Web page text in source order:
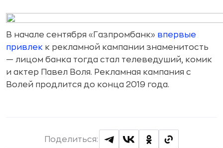
В начале сентября «Газпромбанк» впервые
привлек к рекламной кампании знаменитость
— лицом банка тогда стал телеведуший, комик
и актер Павел Воля. Рекламная кампания с
Волей продлится до конца 2019 года.
Поделиться: